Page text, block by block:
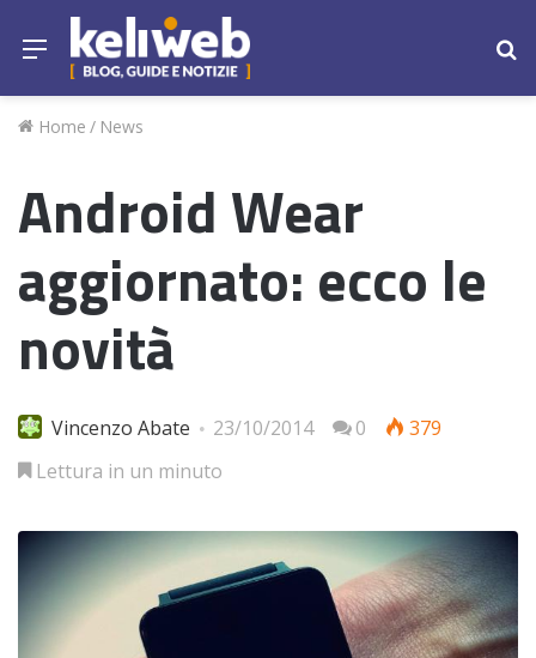
Menu
Home / News
Android Wear
aggiornato: ecco le
novità
Vincenzo Abate 23/10/2014 0
379
Lettura in un minuto